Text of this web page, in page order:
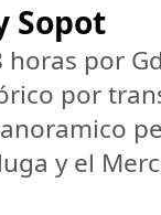
Sopot
horas por
por
y el